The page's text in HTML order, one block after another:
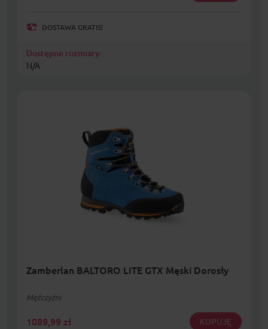
DOSTAWA GRATIS!
Dostępne rozmiary:
N/A
Zamberlan BALTORO LITE GTX Męski Dorosły
Mężczyźni
1089,99 zł KUPUJĘ